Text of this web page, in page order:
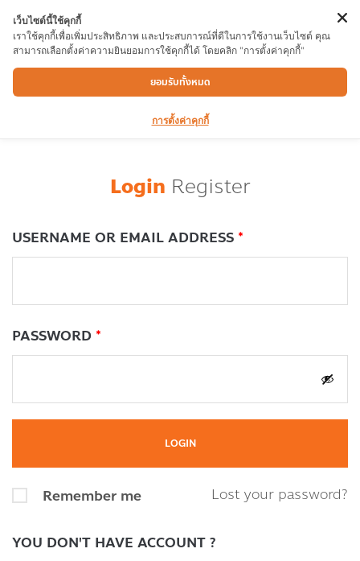
My account
Login Register
USERNAME OR EMAIL ADDRESS *
PASSWORD *
Remember me Lost your password?
YOU DON'T HAVE ACCOUNT ?
เว็บไซต์นี้ใช้คุกกี้
เราใช้คุกกี้เพื่อเพิ่มประสิทธิภาพ และประสบการณ์ที่ดีในการใช้งานเว็บไซต์ คุณ
สามารถเลือกตั้งค่าความยินยอมการใช้คุกกี้ได้ โดยคลิก "การตั้งค่าคุกกี้"
ยอมรับทั้งหมด
การตั้งค่าคุกกี้